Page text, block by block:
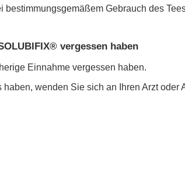
Gebrauch des
vergessen haben
Einnahme vergessen haben.
wenden Sie sich an Ihren Arzt oder